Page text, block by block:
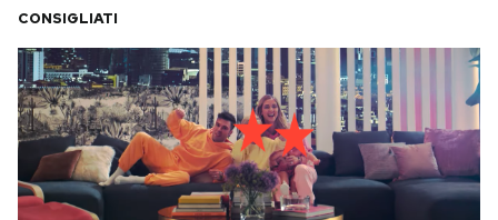
CONSIGLIATI